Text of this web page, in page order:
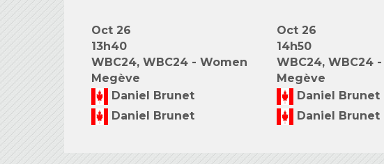
Oct 26
13h40
WBC24, WBC24 - Women
Megève
Daniel Brunet
Daniel Brunet
Oct 26
14h50
WBC24, WBC24
Megève
Daniel Brunet
Daniel Brunet